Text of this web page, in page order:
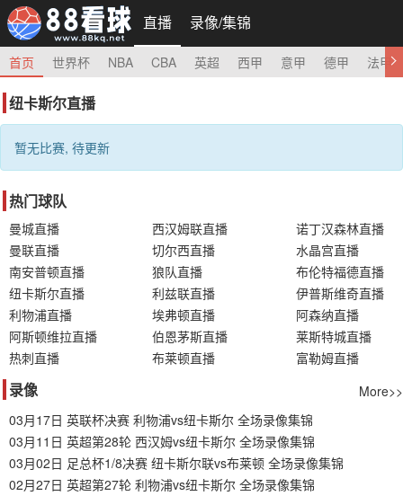
直播 录像/集锦
首页 世界杯 NBA CBA 英超 西甲 意甲 德甲 法甲
纽卡斯尔直播
暂无比赛, 待更新
热门球队
曼城直播 西汉姆联直播
诺丁汉森林直播
曼联直播
切尔西直播
水晶宫直播
南安普顿直播
狼队直播
布伦特福德直播
纽卡斯尔直播
利兹联直播
伊普斯维奇直播
利物浦直播
埃弗顿直播
阿森纳直播
阿斯顿维拉直播
伯恩茅斯直播
莱斯特城直播
热刺直播
布莱顿直播 富勒姆直播
录像
More>>
03月17日 英联杯决赛 利物浦vs纽卡斯尔 全场录像集锦
03月11日 英超第28轮 西汉姆vs纽卡斯尔 全场录像集锦
03月02日 足总杯1/8决赛 纽卡斯尔联vs布莱顿 全场录像集锦
02月27日 英超第27轮 利物浦vs纽卡斯尔 全场录像集锦